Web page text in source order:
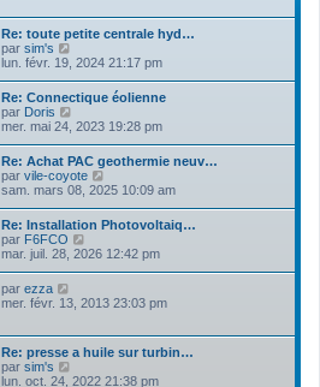
a
g r
m
e
s
s
g
e
e
d
e
r
n
i
e
r
m
e
s
s
a
g
e
Re: toute petite centrale hyd…
par sim's
o
l
e
d
e
r
n
i
e
r
m
e
s
s
g
lun. févr. 19, 2024 21:17 pm
Re: Connectique éolienne
par Doris
o
r
l
e
d
e
r
n
i
e
m
e
s
a
e
mer. mai 24, 2023 19:28 pm
Re: Achat PAC geothermie neuv…
par vile-coyote
o
r
e
d
e
n
e
r
m
e
sam. mars 08, 2025 10:09 am
Re: Installation Photovoltaiq…
par F6FCO
o
l
e
e
r
i
mar. juil. 28, 2026 12:42 pm
par ezza
o
e
d
mer. févr. 13, 2013 23:03 pm
Re: presse a huile sur turbin…
par sim's
o
lun. oct. 24, 2022 21:38 pm